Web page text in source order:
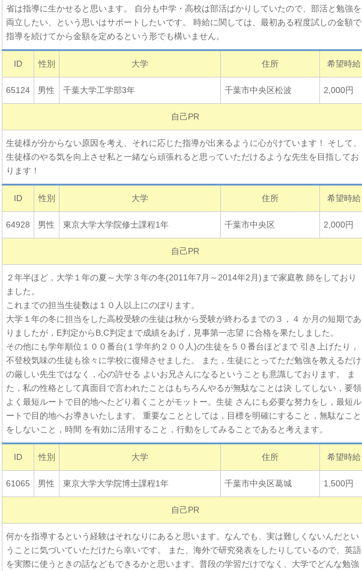
省は指導に生かせると思います。 自分も中学・高校は部活ばかりしていたので、部活と勉強を
両立したい、という思いはサポートしたいです。 時給に関しては、最初ある程度試しの金額で
指導を続けてから金額を定めるという形でも構いません。
ID 性別 大学 住所 希望時給
65124 男性 千葉大学工学部3年 千葉市中央区松波 2,000円
自己PR
生徒様が分からない原因を考え、それに応じた指導が出来るように心がけています！ そして、
生徒様のやる気を向上させ私と一緒なら頑張れると思っていただけるような先生を目指してお
ります！
ID 性別 大学 住所 希望時給
64928 男性 東京大学大学院修士課程1年 千葉市中央区 2,000円
自己PR
２年半ほど，大学１年の夏～大学３年の冬(2011年7月～2014年2月)まで家庭教 師をしており
ました。
これまでの担当生徒数は１０人以上にのぼります。
大学１年の冬に担当をした高校受験の生徒は秋から受験が終わるまでの３，４ か月の短期であ
りましたが，E判定からB,C判定まで成績をあげ，見事第一志望 に合格を果たしました。
その他にも学年順位１００番台(１学年約２００人)の生徒を５０番台ほどまで 引き上げたり，
不登校気味の生徒も徐々に学校に復帰させました。 また，生徒にとってただ勉強を教えるだけ
の厳しい先生ではなく，心の許せる よいお兄さんになるということも意識しております。 ま
た，私の性格として真面目で言われたことはもちろんやるが無駄なことは決 してしない，要領
よく最短ルートで目的地へたどり着くことがモットー。生徒 さんにも必要な努力をし，最短ル
ートで目的地へお導きいたします。 重要なこととしては，目標を明確にすること，無駄なこと
をしないこと，時間 を有効に活用すること，行動をしてみることであると考えます。
ID 性別 大学 住所 希望時給
61065 男性 東京大学大学院博士課程1年 千葉市中央区葛城 1,500円
自己PR
何かを指導するという経験はそれなりにあると思います。なんでも、実は難しくないんだとい
うことに気づいていただけたら幸いです。 また、海外で研究発表をしたりしているので、英語
を実際に使うときの話などもできるかと思います。普段の学習だけでなく、大学でどんな勉強